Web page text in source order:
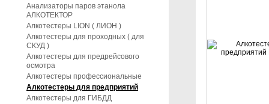
Анализаторы паров этанола
АЛКОТЕКТОР
Алкотестеры LION ( ЛИОН )
Алкотестеры для проходных ( для
СКУД )
Алкотестеры для предрейсового
осмотра
Алкотестеры профессиональные
Алкотестеры для предприятий
Алкотестеры для ГИБДД